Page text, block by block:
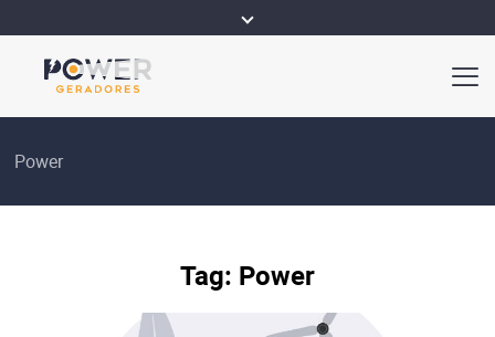
Power
Tag: Power